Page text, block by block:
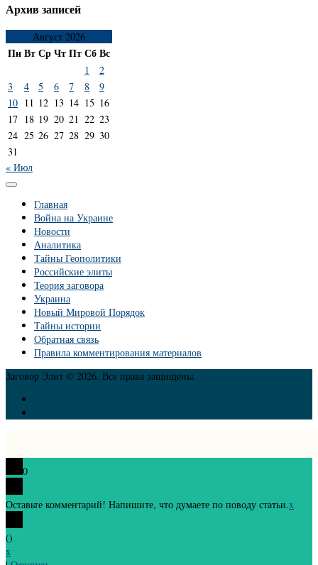
Архив записей
Август 2026
ПнВтСрЧтПтСбВс
1
2
3
4 5 6 7 8
9
10 11 12 13 14 15 16
17 18 19 20 21 22 23
24 25 26 27 28 29 30
31
« Июл
Главная
Война на Украине
Новости
Аналитика
Тайны Геополитики
Российские элиты
Теория заговора
Украина
Новый Мировой Порядок
Тайны истории
Обратная связь
Правила комментирования материалов
Заговор Элит © 2026. Все права защищены.
0
Оставьте комментарий! Напишите, что думаете по поводу статьи.x
()
x